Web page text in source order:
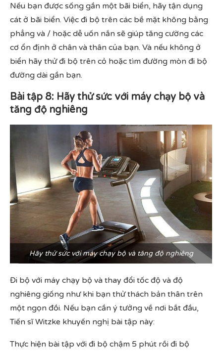
Nếu bạn được sống gần một bãi biển, hãy tận dụng
cát ở bãi biển. Việc đi bộ trên các bề mặt không bằng
phẳng và / hoặc dễ uốn nắn sẽ giúp tăng cường các
cơ ổn định ở chân và thân của bạn. Và nếu không ở
biển hãy thử đi bộ trên cỏ hoặc tìm đường mòn đi bộ
đường dài gần bạn.
Bài tập 8: Hãy thử sức với máy chạy bộ và
tăng độ nghiêng
Hãy thử sức với máy chạy bộ và tăng độ nghiêng
Đi bộ với máy chạy bộ và thay đổi tốc độ và độ
nghiêng giống như khi bạn thử thách bản thân trên
một ngọn đồi. Nếu bạn cần ý tưởng về nơi bắt đầu,
Tiến sĩ Witzke khuyến nghị bài tập này:
Thực hiện bài tập với đi bộ chậm 5 phút rồi đi bộ